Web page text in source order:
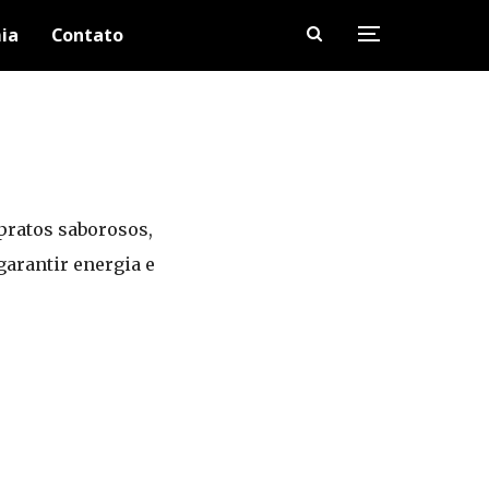
Contato
saborosos,
energia e